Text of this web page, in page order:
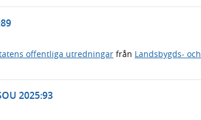
offentliga utredningar från Landsbygds- och
2025:93